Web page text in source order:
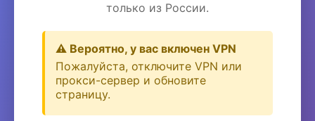
только из России.
⚠️ Вероятно, у вас включен VPN
Пожалуйста, отключите VPN или
прокси-сервер и обновите
страницу.